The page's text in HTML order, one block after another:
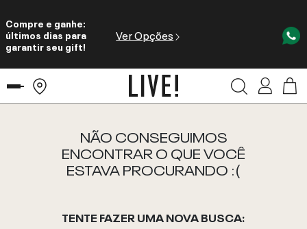
Compre e ganhe:
últimos dias para
garantir seu gift!
Ver Opções
NÃO CONSEGUIMOS
ENCONTRAR O QUE VOCÊ
ESTAVA PROCURANDO :(
TENTE FAZER UMA NOVA BUSCA: